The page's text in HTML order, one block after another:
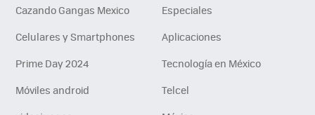
Cazando Gangas Mexico
Especiales
Celulares y Smartphones
Aplicaciones
Prime Day 2024
Tecnología en México
Móviles android
Telcel